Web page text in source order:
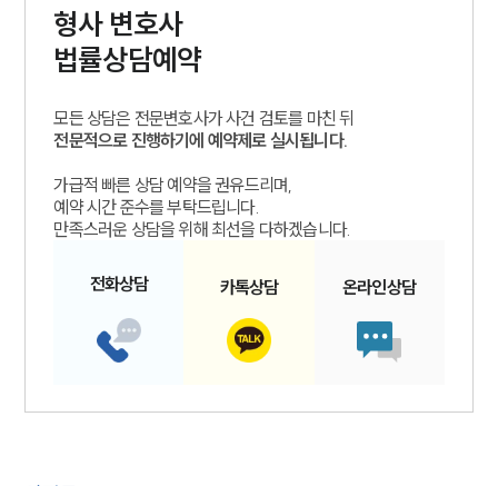
형사변호사
법률상담예약
모든 상담은 전문변호사가 사건 검토를 마친 뒤
전문적으로 진행하기에 예약제로 실시됩니다.
가급적 빠른 상담 예약을 권유드리며,
예약 시간 준수를 부탁드립니다.
만족스러운 상담을 위해 최선을 다하겠습니다.
전화상담 카톡상담 온라인상담